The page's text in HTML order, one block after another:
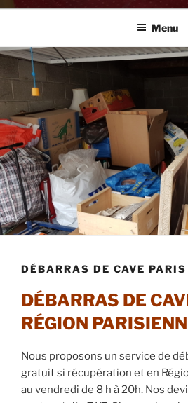
Menu
DÉBARRAS DE CAVE PARIS
DÉBARRAS DE
RÉGION
Nous proposons un service de
gratuit si récupération et en
au vendredi de 8 h à 20h. Nos